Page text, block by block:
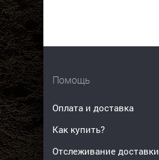
Помощь
Оплата и доставка
Как купить?
Отслеживание доставки